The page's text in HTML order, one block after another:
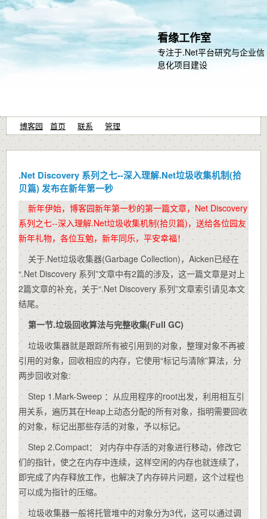
看缘工作室
专注于.Net平台研究与企业信
息化项目建设
博客园 首页 联系 管理
.Net Discovery 系列之七--深入理解.Net垃圾收集机制(拾
贝篇) 发布在新年第一秒
新年伊始，博客园新年第一秒的第一篇文章，Net Discovery
系列之七--深入理解.Net垃圾收集机制(拾贝篇)，送给各位园友
新年礼物，各位互勉，新年同乐，平安幸福！
关于.Net垃圾收集器(Garbage Collection)，Aicken已经在
“.Net Discovery 系列”文章中有2篇的涉及，这一篇文章是对上
2篇文章的补充，关于“.Net Discovery 系列”文章索引请见本文
结尾。
第一节.垃圾回收算法与完整收集(Full GC)
垃圾收集器就是跟踪所有被引用到的对象，整理对象不再被
引用的对象，回收相应的内存，它使用“标记与清除”算法，分
两步回收对象:
Step 1.Mark-Sweep ：从应用程序的root出发，利用相互引
用关系，遍历其在Heap上动态分配的所有对象，指明需要回收
的对象，标记出那些存活的对象，予以标记。
Step 2.Compact： 对内存中存活的对象进行移动，修改它
们的指针，使之在内存中连续，这样空闲的内存也就连续了，
即完成了内存释放工作，也解决了内存碎片问题，这个过程也
可以成为指针的压缩。
垃圾收集器一般将托管堆中的对象分为3代，这可以通过调